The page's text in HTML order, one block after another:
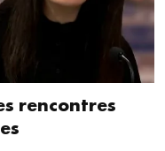
rencontres